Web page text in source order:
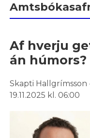
Af hverju
án húmors?
Skapti Hallgrímsson
19.11.2025 kl. 06:00